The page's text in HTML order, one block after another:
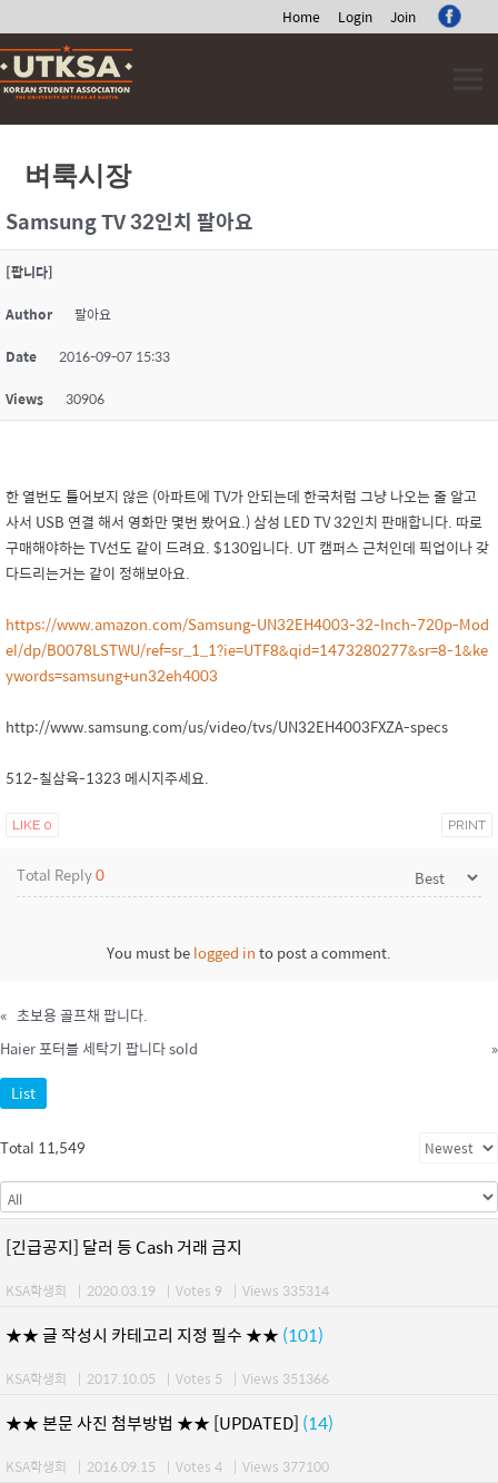
Home Login Join
Skip
to
content
벼룩시장
Samsung TV 32인치 팔아요
[팝니다]
Author 팔아요
Date 2016-09-07 15:33
Views 30906
한 열번도 틀어보지 않은 (아파트에 TV가 안되는데 한국처럼 그냥 나오는 줄 알고
사서 USB 연결 해서 영화만 몇번 봤어요.) 삼성 LED TV 32인치 판매합니다. 따로
구매해야하는 TV선도 같이 드려요. $130입니다. UT 캠퍼스 근처인데 픽업이나 갖
다드리는거는 같이 정해보아요.
https://www.amazon.com/Samsung-UN32EH4003-32-Inch-720p-Mod
el/dp/B0078LSTWU/ref=sr_1_1?ie=UTF8&qid=1473280277&sr=8-1&ke
ywords=samsung+un32eh4003
http://www.samsung.com/us/video/tvs/UN32EH4003FXZA-specs
512-칠삼육-1323 메시지주세요.
LIKE 0 PRINT
Total Reply0
You must belogged into post a comment.
« 초보용 골프채 팝니다.
Haier 포터블 세탁기 팝니다 sold
»
List
Total 11,549
[긴급공지] 달러 등 Cash 거래 금지
KSA학생회 | 2020.03.19 | Votes 9 | Views 335314
★★ 글 작성시 카테고리 지정 필수 ★★ (101)
KSA학생회 | 2017.10.05 | Votes 5 | Views 351366
★★ 본문 사진 첨부방법 ★★ [UPDATED] (14)
KSA학생회 | 2016.09.15 | Votes 4 | Views 377100